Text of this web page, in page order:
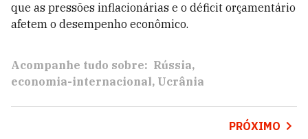
que as pressões inflacionárias e o déficit orçamentário
afetem o desempenho econômico.
Acompanhe tudo sobre: Rússia
economia-internacional Ucrânia
PRÓXIMO